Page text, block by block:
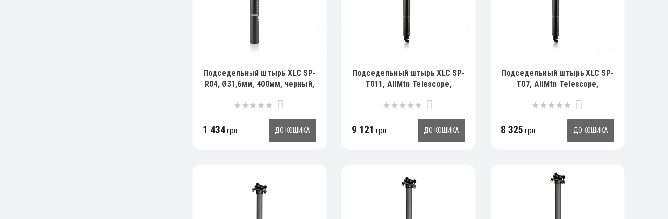
Подседельный штырь XLC SP-
R04, Ø31,6мм, 400мм, черный,
1 434грн ДО КОШИКА
Подседельный штырь XLC SP-
T011, AllMtn Telescope,
738гр
9 121 грн ДО КОШИКА
Подседельный штырь XLC SP-
T07, AllMtn Telescope,
738гр
8 325 грн ДО КОШИКА